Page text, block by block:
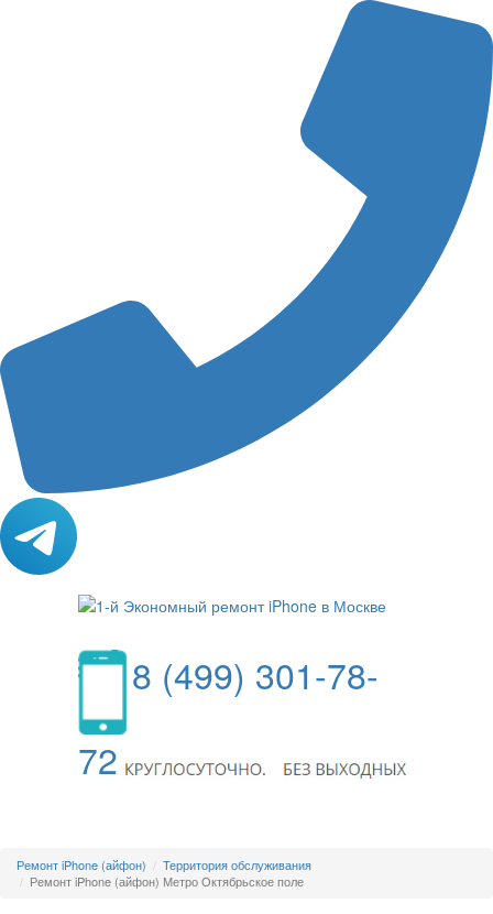
8 (499) 301-78-
72
Ремонт iPhone (айфон)
Территория обслуживания
Ремонт iPhone (айфон) Метро Октябрьское поле